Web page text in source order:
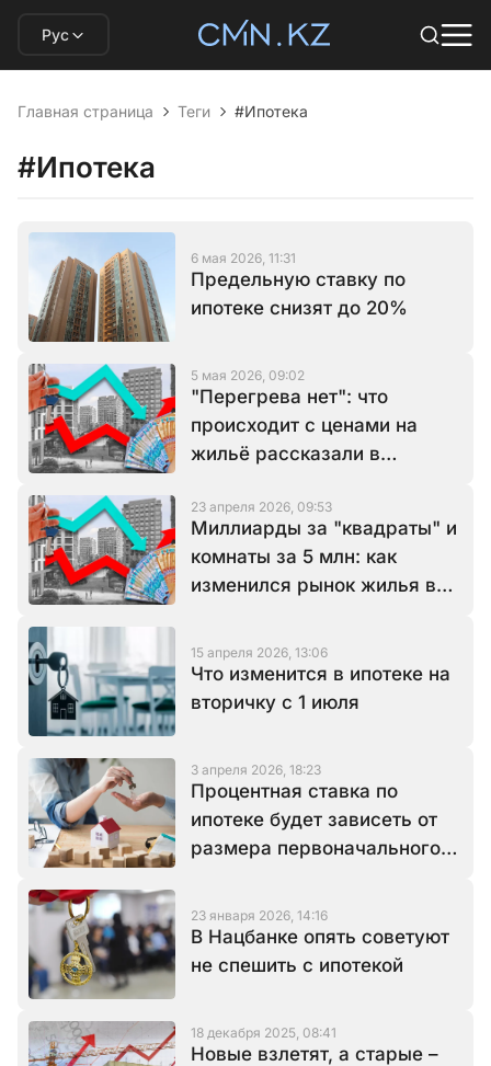
Рус
Главная страница Теги #Ипотека
#Ипотека
6 мая 2026, 11:31
Предельную ставку по
ипотеке снизят до 20%
5 мая 2026, 09:02
"Перегрева нет": что
происходит с ценами на
жильё рассказали в
23 апреля 2026, 09:53
Миллиарды за "квадраты" и
комнаты за 5 млн: как
изменился рынок жилья в
15 апреля 2026, 13:06
Что изменится в ипотеке на
вторичку с 1 июля
3 апреля 2026, 18:23
Процентная ставка по
ипотеке будет зависеть от
размера первоначального
23 января 2026, 14:16
В Нацбанке опять советуют
не спешить с ипотекой
18 декабря 2025, 08:41
Новые взлетят, а старые –